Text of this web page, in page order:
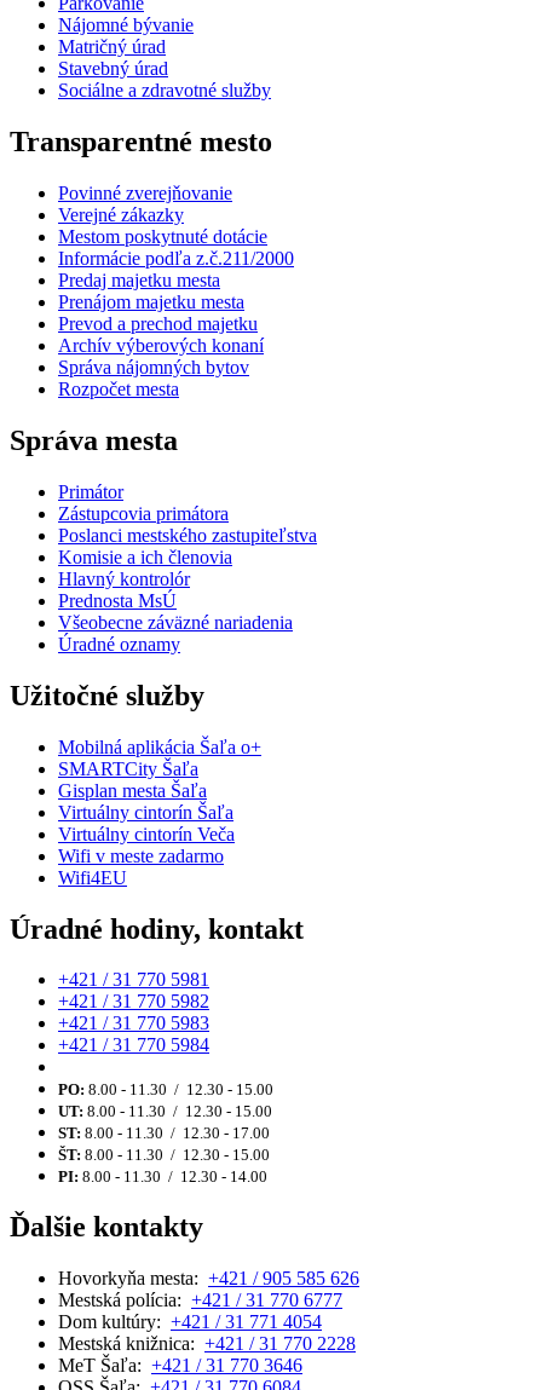
Nájomné bývanie
Matričný úrad
Stavebný úrad
Sociálne a zdravotné služby
Transparentné mesto
Povinné zverejňovanie
Verejné zákazky
Mestom poskytnuté dotácie
Informácie podľa z.č.211/2000
Predaj majetku mesta
Prenájom majetku mesta
Prevod a prechod majetku
Archív výberových konaní
Správa nájomných bytov
Rozpočet mesta
Správa mesta
Primátor
Zástupcovia primátora
Poslanci mestského zastupiteľstva
Komisie a ich členovia
Hlavný kontrolór
Prednosta MsÚ
Všeobecne záväzné nariadenia
Úradné oznamy
Užitočné služby
Mobilná aplikácia Šaľa o+
SMARTCity Šaľa
Gisplan mesta Šaľa
Virtuálny cintorín Šaľa
Virtuálny cintorín Veča
Wifi v meste zadarmo
Wifi4EU
Úradné hodiny, kontakt
+421 / 31 770 5981
+421 / 31 770 5982
+421 / 31 770 5983
+421 / 31 770 5984
PO: 8.00 - 11.30 / 12.30 - 15.00
UT: 8.00 - 11.30 / 12.30 - 15.00
ST: 8.00 - 11.30 / 12.30 - 17.00
ŠT: 8.00 - 11.30 / 12.30 - 15.00
PI: 8.00 - 11.30 / 12.30 - 14.00
Ďalšie kontakty
Hovorkyňa mesta: +421 / 905 585 626
Mestská polícia: +421 / 31 770 6777
Dom kultúry: +421 / 31 771 4054
Mestská knižnica: +421 / 31 770 2228
MeT Šaľa: +421 / 31 770 3646